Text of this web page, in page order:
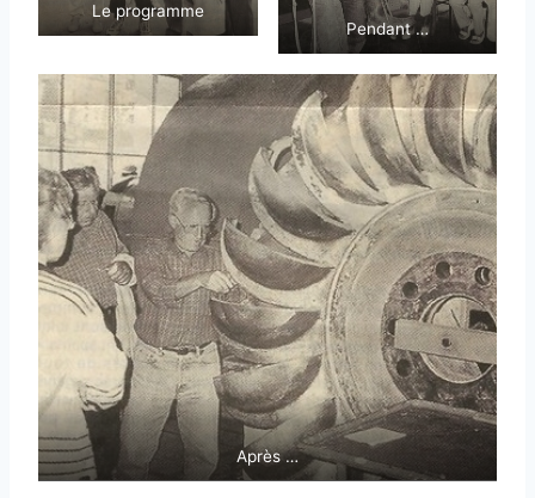
Le programme
Pendant …
Après …